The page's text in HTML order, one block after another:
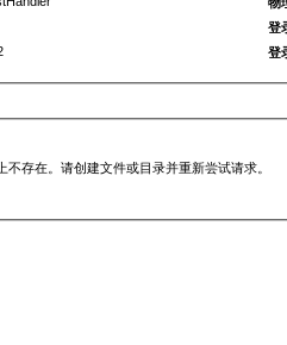
登
登
存在。请创建文件或目录并重新尝试请求。